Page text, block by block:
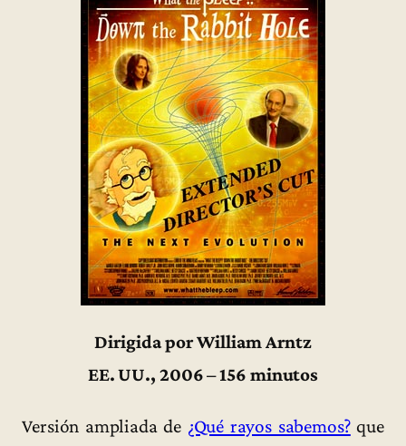
Dirigida por William Arntz
EE. UU., 2006 – 156 minutos
Versión ampliada de ¿Qué rayos sabemos?que